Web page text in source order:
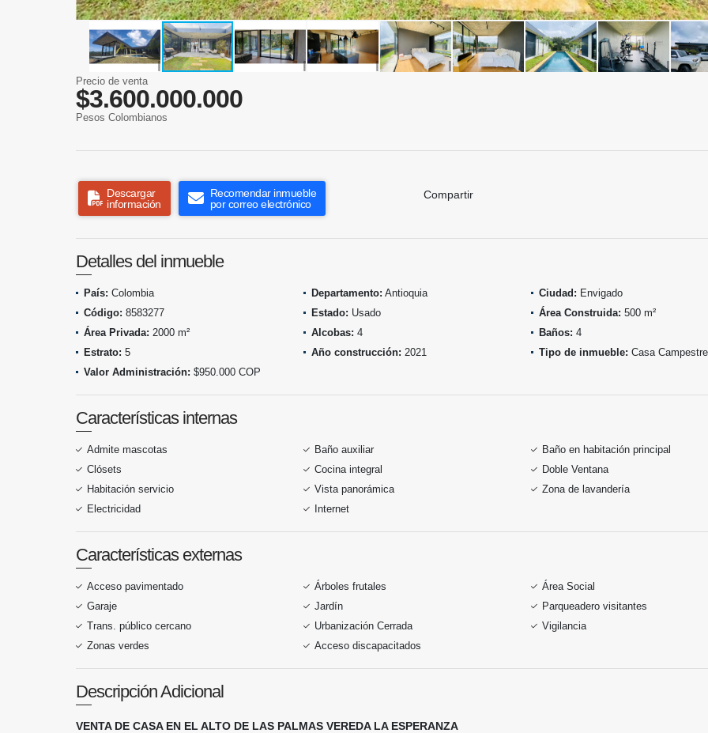
Precio de venta
$3.600.000.000
Pesos Colombianos
Descargar
información
Recomendar inmueble
por correo electrónico
Compartir
Detalles del inmueble
País: Colombia Departamento: Antioquia Ciudad: Envigado
Código: 8583277 Estado: Usado Área Construida: 500 m²
Área Privada: 2000 m² Alcobas: 4 Baños: 4
Estrato: 5 Año construcción: 2021 Tipo de inmueble: Casa Campestre
Valor Administración: $950.000 COP
Características internas
Admite mascotas Baño auxiliar
Baño en habitación principal
Clósets
Cocina integral
Doble Ventana
Habitación servicio
Vista panorámica
Zona de lavandería
Electricidad
Internet
Características externas
Acceso pavimentado Árboles frutales
Área Social
Garaje
Jardín
Parqueadero visitantes
Trans. público cercano
Urbanización Cerrada
Vigilancia
Zonas verdes
Acceso discapacitados
Descripción Adicional
VENTA DE CASA EN EL ALTO DE LAS PALMAS VEREDA LA ESPERANZA